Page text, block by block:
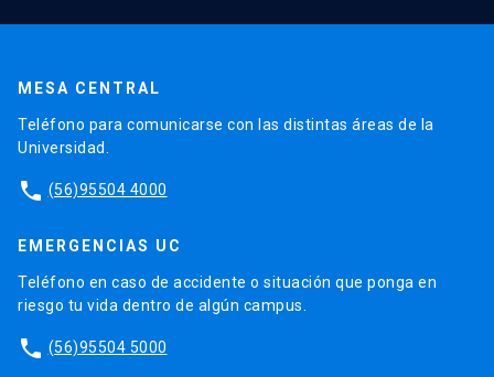
MESA CENTRAL
Teléfono para comunicarse con las distintas áreas de la
Universidad.
phone (56)95504 4000
EMERGENCIAS UC
Teléfono en caso de accidente o situación que ponga en
riesgo tu vida dentro de algún campus.
phone (56)95504 5000